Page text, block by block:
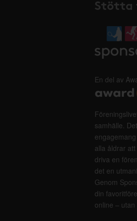
Stötta
En del av
samhälle.
alla åldrar
driva en
det en
Genom
din
online –